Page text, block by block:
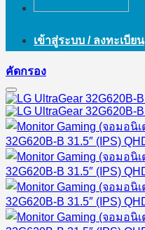
เข้าสู่ระบบ / ลงทะเบียน
คัดกรอง